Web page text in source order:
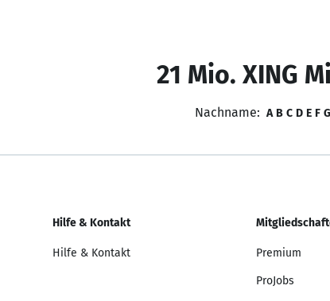
21 Mio. XING
Nachname: A B C D E F G
Hilfe & Kontakt
Hilfe & Kontakt Premium
ProJobs